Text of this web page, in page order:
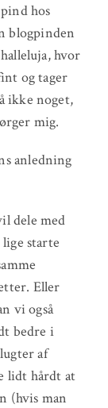
hos
blogpinden
hvor
og tager
ikke noget,
mig.
anledning
dele med
starte
Eller
vi også
bedre i
af
lidt hårdt at
(hvis man